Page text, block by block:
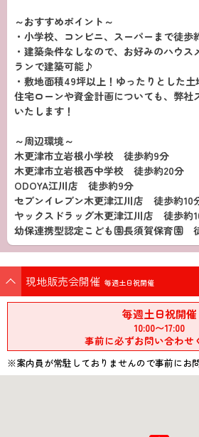
～おすすめポイント～
・小学校、コンビニ、スーパーまで徒歩
・建築条件なしなので、お好みのハウ
ランで建築可能♪
・敷地面積49坪以上！ゆったりとした
住宅ローンや資金計画についても、弊社
いたします！
～周辺環境～
木更津市立岩根小学校 徒歩約9分
木更津市立岩根西中学校 徒歩約20分
ODOYA江川店 徒歩約9分
セブンイレブン木更津江川店 徒歩約10
ヤックスドラッグ木更津江川店 徒歩約
幼保連携型認定こども園長須賀保育園
現地販売会開催 毎週土日祝開催
毎週土日祝開催
10:00〜17:00
事前に必ずお問い合わせ
※案内員が常駐しておりませんので事前にお